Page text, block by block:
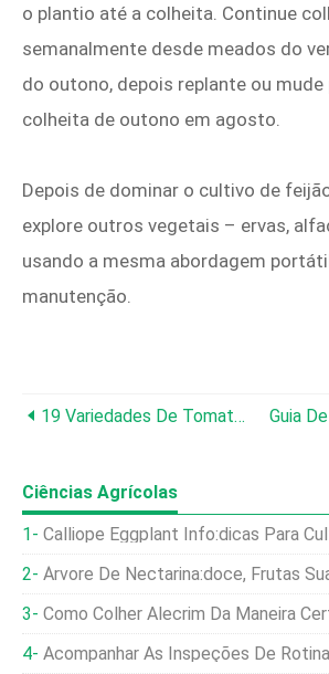
o plantio até a colheita. Continue
semanalmente desde meados do
do outono, depois replante ou mude
colheita de outono em agosto.
Depois de dominar o cultivo de
explore outros vegetais – ervas,
usando a mesma abordagem
manutenção.
19 Variedades De Tomate No Início Da Temporada Para Uma Colheita Rápida Guia De Cultivo De
Ciências Agrícolas
Calliope Eggplant Info:dicas Para
Árvore De Nectarina:doce, Frutas
Como Colher Alecrim Da Maneira
Acompanhar As Inspeções De Rotina, A Chave Para Manter Os Grãos